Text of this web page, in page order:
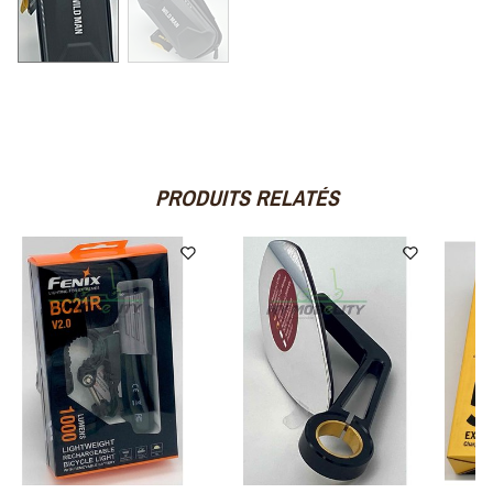
PRODUITS RELATÉS